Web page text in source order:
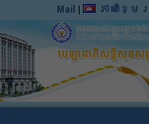
Mail | ភាសាខ្មែរ